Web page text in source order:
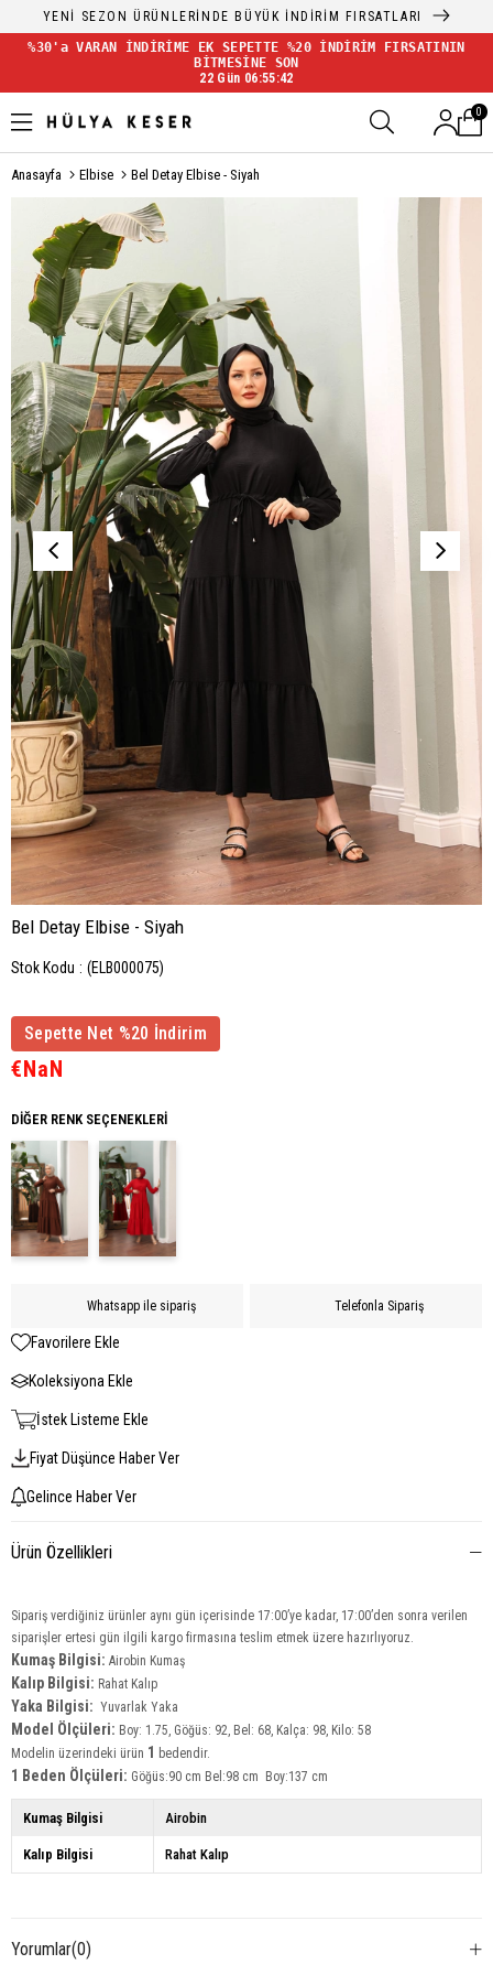
YENİ SEZON ÜRÜNLERİNDE BÜYÜK İNDİRİM FIRSATLARI
%30'a VARAN İNDİRİME EK SEPETTE %20 İNDİRİM FIRSATININ
BİTMESİNE SON
22 Gün 06:55:41
0
Anasayfa Elbise Bel Detay Elbise - Siyah
Bel Detay Elbise - Siyah
Stok Kodu (ELB000075)
Sepette Net %20 İndirim
€NaN
DIĞER RENK SEÇENEKLERI
Whatsapp ile sipariş Telefonla Sipariş
Favorilere Ekle
Koleksiyona Ekle
İstek Listeme Ekle
Fiyat Düşünce Haber Ver
Gelince Haber Ver
Ürün Özellikleri
Sipariş verdiğiniz ürünler aynı gün içerisinde 17:00’ye kadar, 17:00’den sonra verilen
siparişler ertesi gün ilgili kargo firmasına teslim etmek üzere hazırlıyoruz.
Kumaş Bilgisi: Airobin Kumaş
Kalıp Bilgisi: Rahat Kalıp
Yaka Bilgisi: Yuvarlak Yaka
Model Ölçüleri: Boy: 1.75, Göğüs: 92, Bel: 68, Kalça: 98, Kilo: 58
Modelin üzerindeki ürün 1 bedendir.
1 Beden Ölçüleri: Göğüs:90 cm Bel:98 cm Boy:137 cm
Kumaş Bilgisi Airobin
Kalıp Bilgisi Rahat Kalıp
Yorumlar(0)